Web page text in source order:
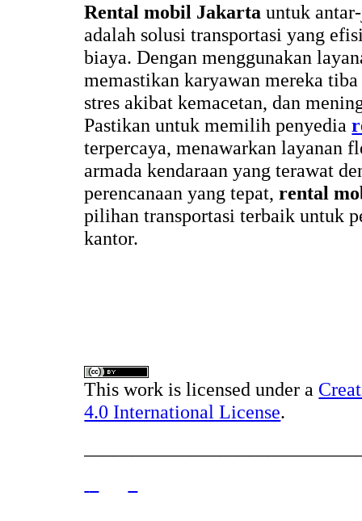
Rental mobil Jakarta untuk
adalah solusi transportasi yang
biaya. Dengan menggunakan
memastikan karyawan mereka
stres akibat kemacetan, dan
Pastikan untuk memilih penyedia
terpercaya, menawarkan layanan
armada kendaraan yang terawat
perencanaan yang tepat,rental
pilihan transportasi terbaik untuk
kantor.
This work is licensed under a
4.0 International License.